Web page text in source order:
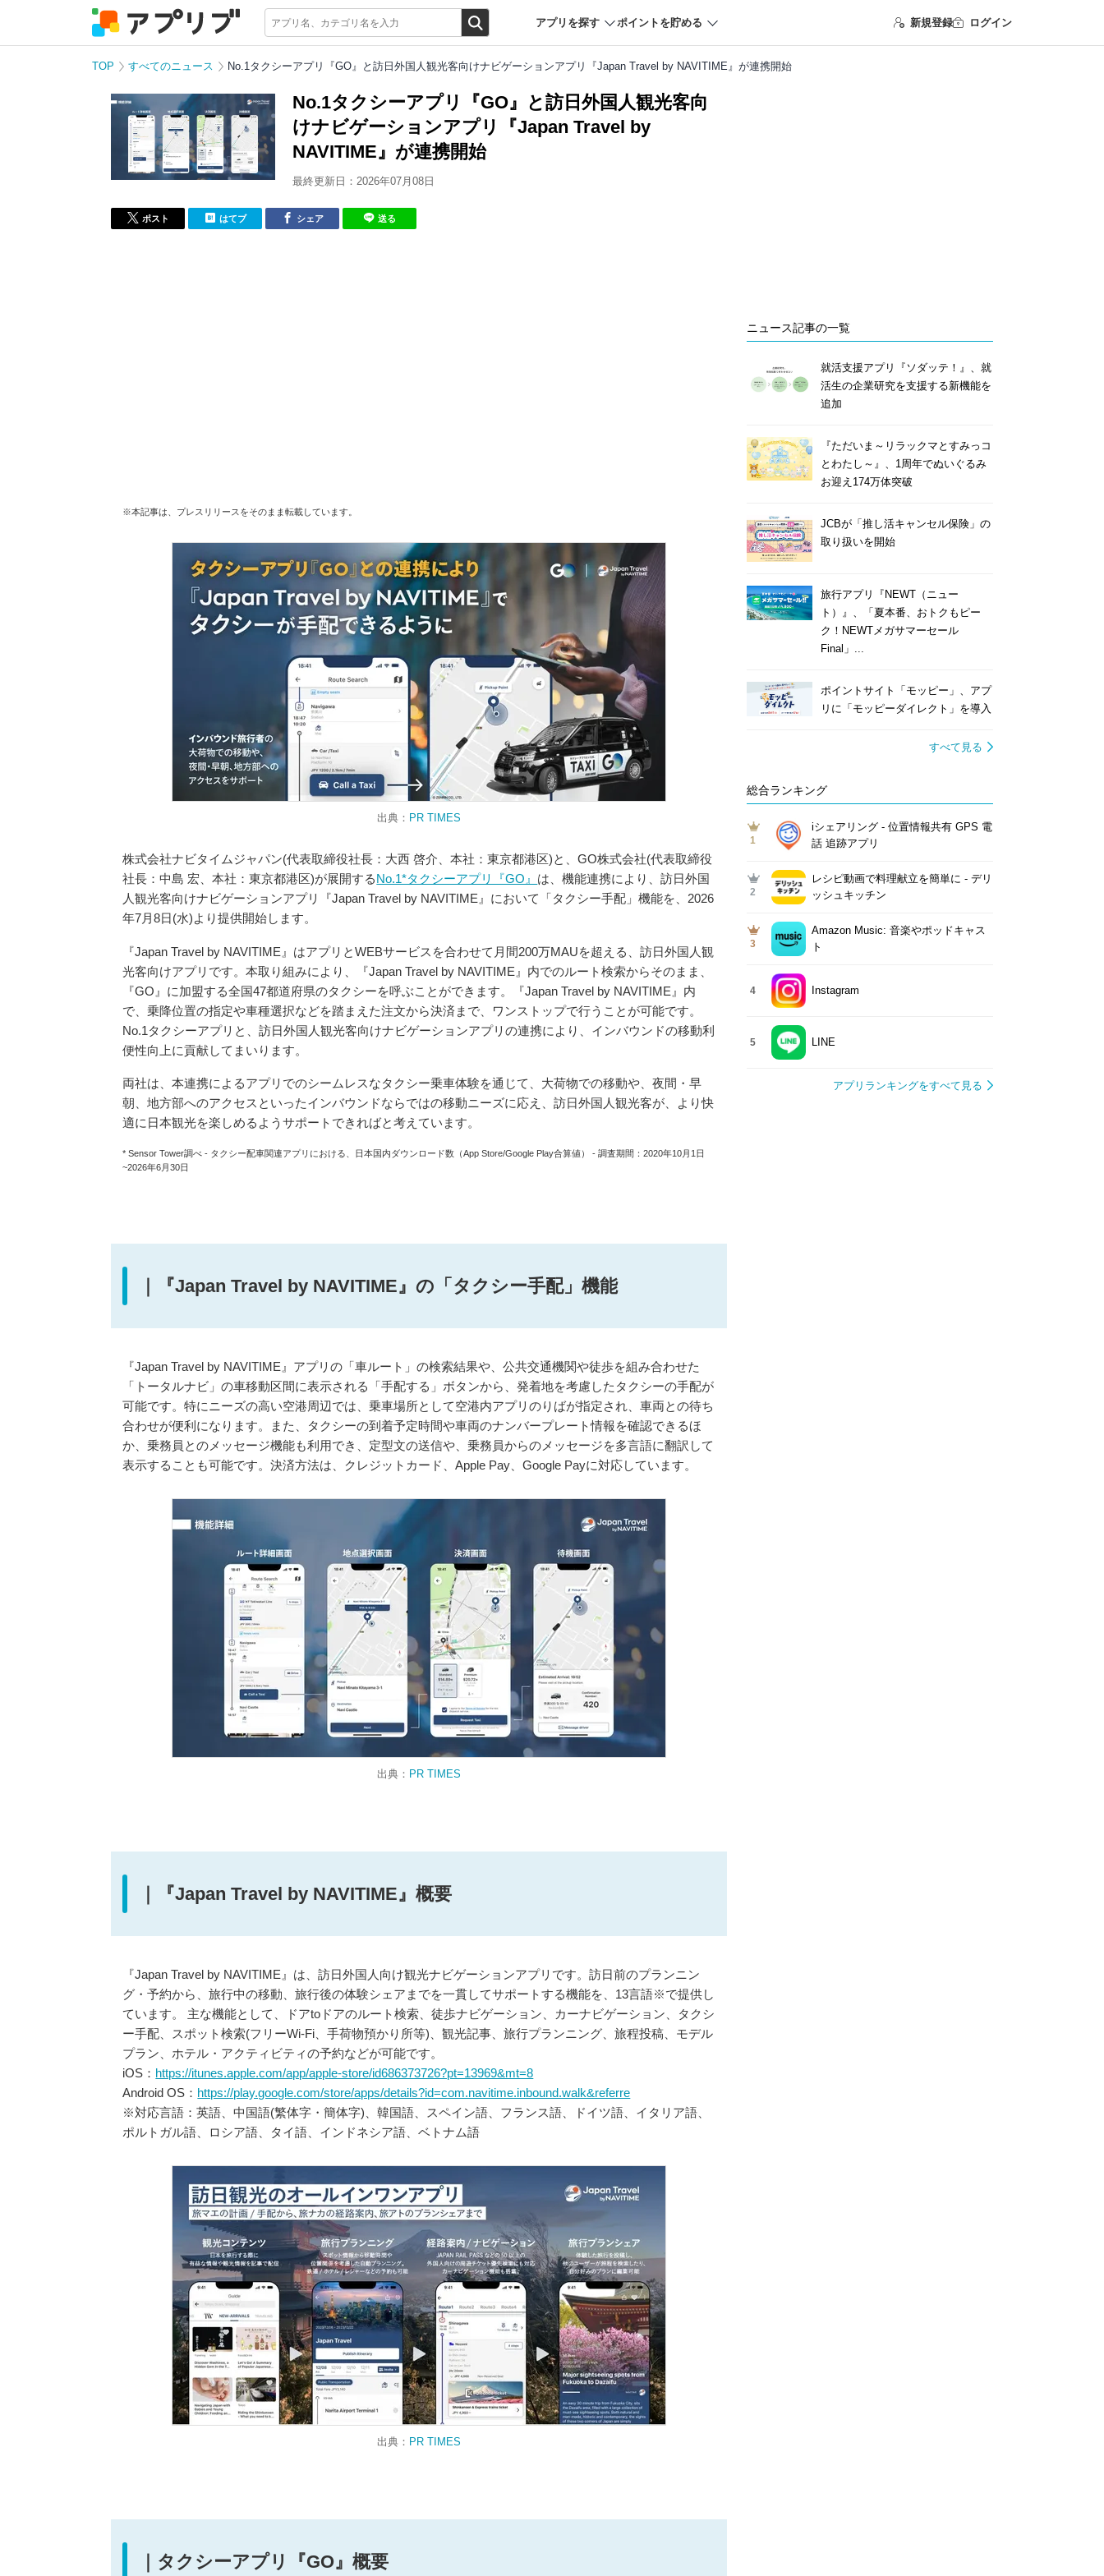
アプリを探す ポイントを貯める 新規登録 ログイン
TOP すべてのニュース No.1タクシーアプリ『GO』と訪日外国人観光客向けナビゲーションアプリ『Japan Travel by NAVITIME』が連携開始
No.1タクシーアプリ『GO』と訪日外国人観光客向
けナビゲーションアプリ『Japan Travel by
NAVITIME』が連携開始
最終更新日：2026年07月08日
ポスト はてブ シェア 送る
※本記事は、プレスリリースをそのまま転載しています。
出典： PR TIMES
株式会社ナビタイムジャパン(代表取締役社長：大西 啓介、本社：東京都港区)と、GO株式会社(代表取締役
社長：中島 宏、本社：東京都港区)が展開するNo.1*タクシーアプリ『GO』 は、機能連携により、訪日外国
人観光客向けナビゲーションアプリ『Japan Travel by NAVITIME』において「タクシー手配」機能を、2026
年7月8日(水)より提供開始します。
『Japan Travel by NAVITIME』はアプリとWEBサービスを合わせて月間200万MAUを超える、訪日外国人観
光客向けアプリです。本取り組みにより、『Japan Travel by NAVITIME』内でのルート検索からそのまま、
『GO』に加盟する全国47都道府県のタクシーを呼ぶことができます。『Japan Travel by NAVITIME』内
で、乗降位置の指定や車種選択などを踏まえた注文から決済まで、ワンストップで行うことが可能です。
No.1タクシーアプリと、訪日外国人観光客向けナビゲーションアプリの連携により、インバウンドの移動利
便性向上に貢献してまいります。
両社は、本連携によるアプリでのシームレスなタクシー乗車体験を通じて、大荷物での移動や、夜間・早
朝、地方部へのアクセスといったインバウンドならではの移動ニーズに応え、訪日外国人観光客が、より快
適に日本観光を楽しめるようサポートできればと考えています。
* Sensor Tower調べ - タクシー配車関連アプリにおける、日本国内ダウンロード数（App Store/Google Play合算値） - 調査期間：2020年10月1日
~2026年6月30日
｜『Japan Travel by NAVITIME』の「タクシー手配」機能
『Japan Travel by NAVITIME』アプリの「車ルート」の検索結果や、公共交通機関や徒歩を組み合わせた
「トータルナビ」の車移動区間に表示される「手配する」ボタンから、発着地を考慮したタクシーの手配が
可能です。特にニーズの高い空港周辺では、乗車場所として空港内アプリのりばが指定され、車両との待ち
合わせが便利になります。また、タクシーの到着予定時間や車両のナンバープレート情報を確認できるほ
か、乗務員とのメッセージ機能も利用でき、定型文の送信や、乗務員からのメッセージを多言語に翻訳して
表示することも可能です。決済方法は、クレジットカード、Apple Pay、Google Payに対応しています。
出典： PR TIMES
｜『Japan Travel by NAVITIME』概要
『Japan Travel by NAVITIME』は、訪日外国人向け観光ナビゲーションアプリです。訪日前のプランニン
グ・予約から、旅行中の移動、旅行後の体験シェアまでを一貫してサポートする機能を、13言語※で提供し
ています。 主な機能として、ドアtoドアのルート検索、徒歩ナビゲーション、カーナビゲーション、タクシ
ー手配、スポット検索(フリーWi-Fi、手荷物預かり所等)、観光記事、旅行プランニング、旅程投稿、モデル
プラン、ホテル・アクティビティの予約などが可能です。
iOS： https://itunes.apple.com/app/apple-store/id686373726?pt=13969&mt=8
Android OS： https://play.google.com/store/apps/details?id=com.navitime.inbound.walk&referre
※対応言語：英語、中国語(繁体字・簡体字)、韓国語、スペイン語、フランス語、ドイツ語、イタリア語、
ポルトガル語、ロシア語、タイ語、インドネシア語、ベトナム語
出典： PR TIMES
｜タクシーアプリ『GO』概要
ニュース記事の一覧
就活支援アプリ『ソダッテ！』、就
活生の企業研究を支援する新機能を
追加
『ただいま～リラックマとすみっコ
とわたし～』、1周年でぬいぐるみ
お迎え174万体突破
JCBが「推し活キャンセル保険」の
取り扱いを開始
旅行アプリ『NEWT（ニュー
ト）』、「夏本番、おトクもピー
ク！NEWTメガサマーセール
Final」...
ポイントサイト「モッピー」、アプ
リに「モッピーダイレクト」を導入
すべて見る
総合ランキング
1
iシェアリング - 位置情報共有 GPS 電
話 追跡アプリ
2
レシピ動画で料理献立を簡単‪に - デリ
ッシュキッチン
3
Amazon Music: 音楽やポッドキャス
ト
4 Instagram
5 LINE
アプリランキングをすべて見る